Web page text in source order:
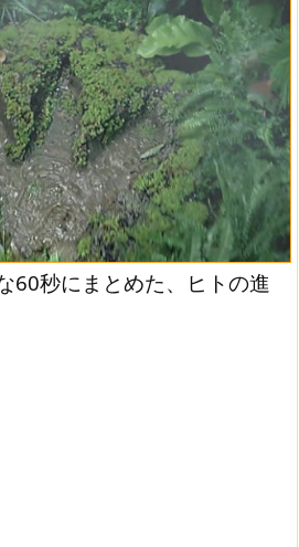
60秒にまとめた、ヒトの進